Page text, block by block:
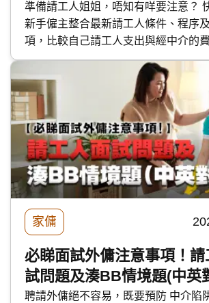
準備請工人姐姐，唔知有咩要注意？
新手僱主整合最新請工人條件、程序
項，比較自己請工人支出與經中介的
一文助你從頭開始找到合適的家傭。
家傭
必睇面試外傭注意事項！請
試問題及湊BB情境題(中英
聘請外傭絕不容易，既要預防 中介陷